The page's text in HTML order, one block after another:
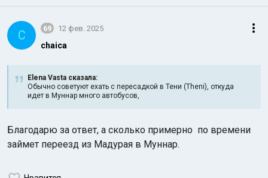
C 69 12 фев. 2025
chaica
Elena Vasta сказалa:
Обычно советуют ехать с пересадкой в Тени (Theni), откуда
идет в Муннар много автобусов,
Благодарю за ответ, а сколько примерно по времени
займет переезд из Мадурая в Муннар.